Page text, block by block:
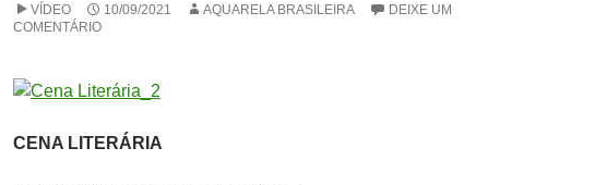
VÍDEO 10/09/2021 AQUARELA BRASILEIRA
DEIXE UM
COMENTÁRIO
CENA LITERÁRIA